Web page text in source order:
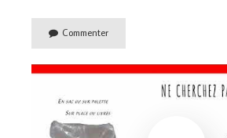
Commenter